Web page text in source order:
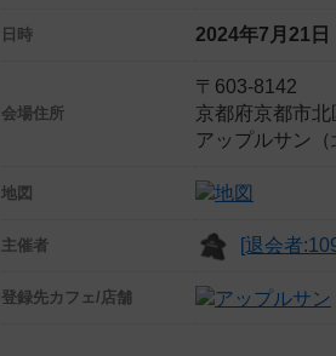
日時 2024年7月21日
会場住所
〒603-8142
京都府京都市
アップルサン
地図
主催者 [退会者
登録先カフェ/店舗